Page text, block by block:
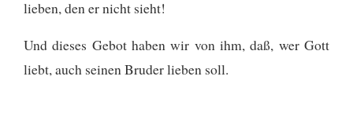
lieben, den er nicht sieht!
Und dieses Gebot haben wir von ihm, daß, wer Gott
liebt, auch seinen Bruder lieben soll.